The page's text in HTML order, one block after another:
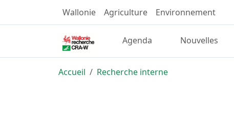
Wallonie Agriculture Environnement
Agenda Nouvelles
Accueil Recherche interne